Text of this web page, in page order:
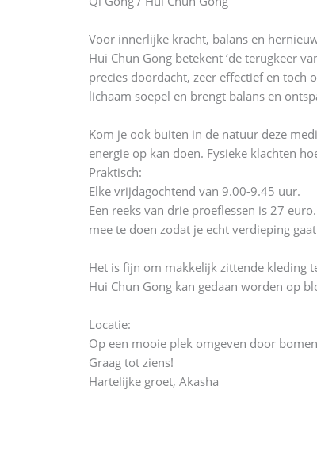
Voor innerlijke kracht, balans en
Hui Chun Gong betekent ‘de terugkeer
precies doordacht, zeer effectief en toch
lichaam soepel en brengt balans en
Kom je ook buiten in de natuur deze
energie op kan doen. Fysieke klachten
Praktisch:
Elke vrijdagochtend van 9.00-9.45 uur.
Een reeks van drie proeflessen is 27
mee te doen zodat je echt verdieping
Het is fijn om makkelijk zittende kleding
Hui Chun Gong kan gedaan worden op
Locatie:
Op een mooie plek omgeven door
Graag tot ziens!
Hartelijke groet, Akasha